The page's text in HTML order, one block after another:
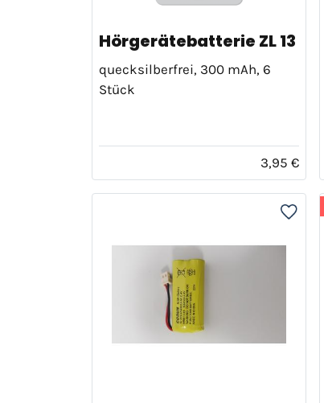
Hörgerätebatterie ZL 13
quecksilberfrei, 300 mAh, 6
Stück
3,95 €